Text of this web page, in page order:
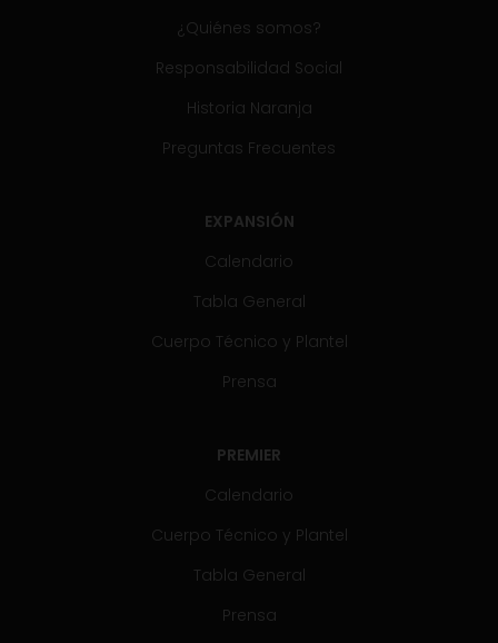
¿Quiénes somos?
Responsabilidad Social
Historia Naranja
Preguntas Frecuentes
EXPANSIÓN
Calendario
Tabla General
Cuerpo Técnico y Plantel
Prensa
PREMIER
Calendario
Cuerpo Técnico y Plantel
Tabla General
Prensa